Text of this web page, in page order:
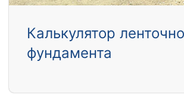
Калькулятор
фундамента